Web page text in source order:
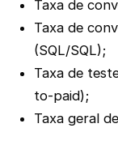
Taxa de
Taxa de
(SQL/SQL);
Taxa de
to-paid);
Taxa geral